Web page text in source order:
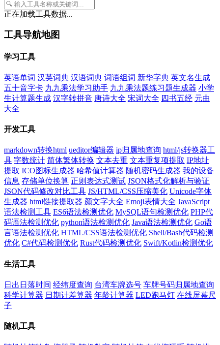
正在加载工具数据...
工具导航地图
学习工具
英语单词 汉英词典 汉语词典 词语组词 新华字典 英文名生成
五十音字卡 九九乘法学习助手 九九乘法题练习题生成器 小学
生计算题生成 汉字转拼音 唐诗大全 宋词大全 四书五经 元曲
大全
开发工具
markdown转换html ueditor编辑器 ip归属地查询 html/js转换器工
具 字数统计 简体繁体转换 文本去重 文本重复项提取 IP地址
提取 ICO图标生成器 哈希值计算器 随机密码生成器 我的设备
信息 存储单位换算 正则表达式测试 JSON格式化解析与验证
JSON代码修改对比工具 JS/HTML/CSS压缩美化 Unicode字体
生成器 html链接提取器 颜文字大全 Emoji表情大全 JavaScript
语法检测工具 ES6语法检测优化 MySQL语句检测优化 PHP代
码语法检测优化 python语法检测优化 Java语法检测优化 Go语
言语法检测优化 HTML/CSS语法检测优化 Shell/Bash代码检测
优化 C#代码检测优化 Rust代码检测优化 Swift/Kotlin检测优化
生活工具
日出日落时间 经纬度查询 台湾车牌选号 车牌号码归属地查询
科学计算器 日期计差算器 年龄计算器 LED跑马灯 在线屏幕尺
子
随机工具